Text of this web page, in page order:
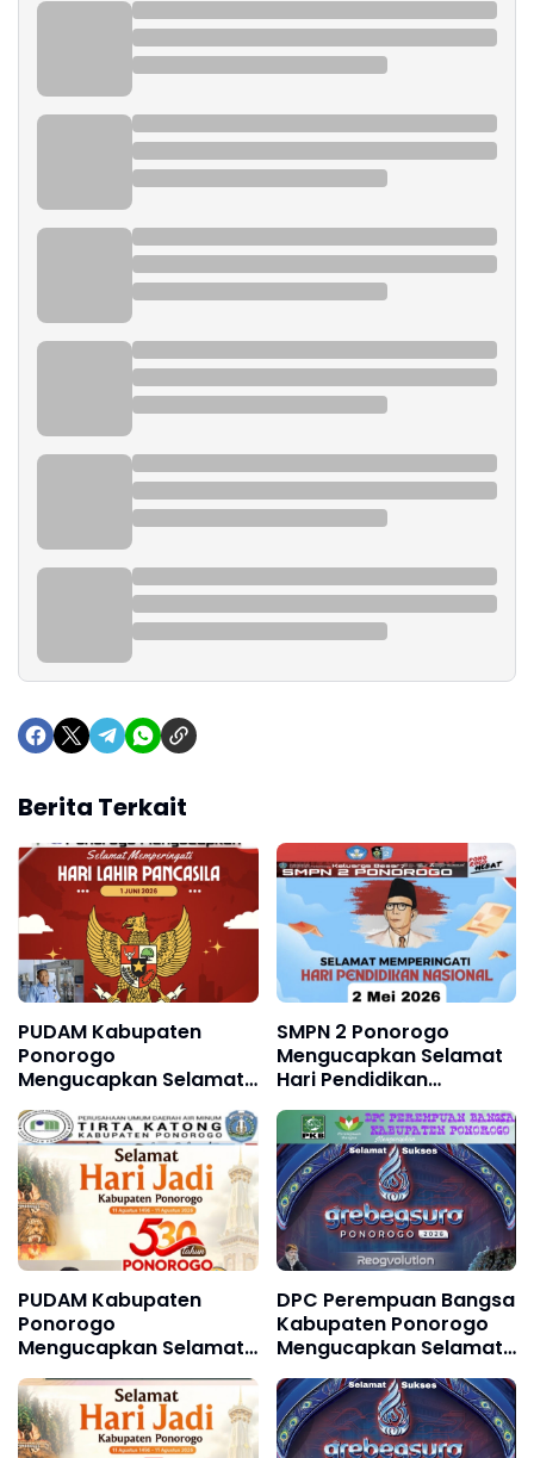
Berita Terkait
PUDAM Kabupaten
Ponorogo
Mengucapkan Selamat
Memperingati Hari Lahir
Pancasila 1 Juni 2026
SMPN 2 Ponorogo
Mengucapkan Selamat
Hari Pendidikan
Nasional 2 Mei 2026
PUDAM Kabupaten
Ponorogo
Mengucapkan Selamat
Hari Jadi Kabupaten
Ponorogo ke 530 11
Agustus 1496 - 11
Agustus 2026
DPC Perempuan Bangsa
Kabupaten Ponorogo
Mengucapkan Selamat
dan Sukses Grebeg
Suro, FRR XXII & FNRP
XXXI Tahun 2026